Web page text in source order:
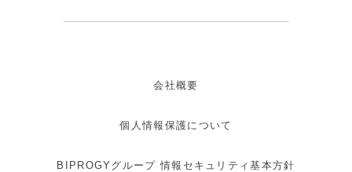
会社概要
個人情報保護について
BIPROGYグループ 情報セキュリティ基本方針